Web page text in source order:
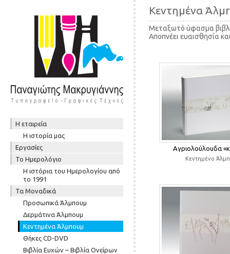
Μενού
Skip to content
Η εταιρεία
Η ιστορία μας
Εργασίες
To Ημερολόγιο
Η ιστόρια του Ημερολογίου από
το 1991
Τα Μοναδικά
Προσωπικά Άλμπουμ
Δερμάτινα Άλμπουμ
Κεντημένα Άλμπουμ
Θήκες CD-DVD
Βιβλία Ευχών – Βιβλία Ονείρων
Κεντημένα
Μεταξωτό ύφασμα
Αποπνέει ευαισθησία
Post navigation
Αγριολούλουδα
Κεντημένο